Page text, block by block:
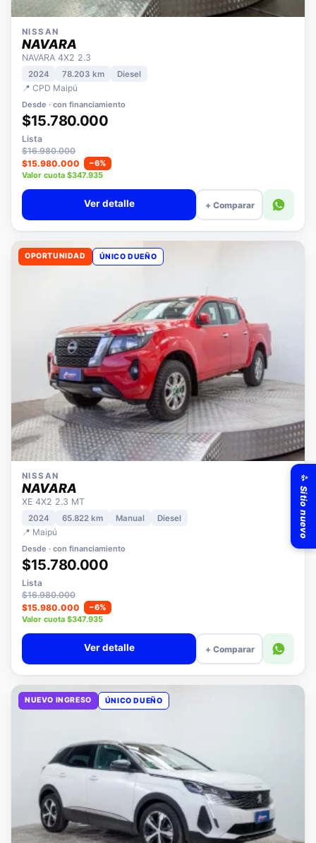
NISSAN
NAVARA
NAVARA 4X2 2.3
2024 78.203 km
📍 CPD Maipú
Desde · con financiamiento
$15.780.000
Lista
$16.980.000
$15.980.000
−6%
Valor cuota $347.935
+ Comparar
OPORTUNIDAD
NISSAN
NAVARA
XE 4X2 2.3 MT
2024
📍 Maipú
Desde · con financiamiento
$15.780.000
Lista
$16.980.000
$15.980.000
−6%
Valor cuota $347.935
+ Comparar
NUEVO INGRESO
✨ Sitio nuevo